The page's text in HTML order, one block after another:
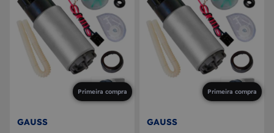
Primeira compra
GAUSS
Primeira compra
GAUSS